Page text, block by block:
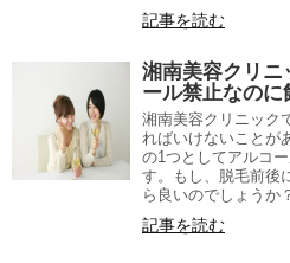
記事を読む
湘南美容クリニ
ール禁止なのに
湘南美容クリニック
ればいけないことが
の1つとしてアルコ
す。もし、脱毛前後
ら良いのでしょうか
記事を読む